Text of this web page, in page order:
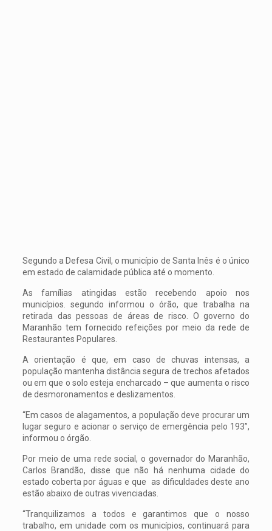
Segundo a Defesa Civil, o município de Santa Inês é o único
em estado de calamidade pública até o momento.
As famílias atingidas estão recebendo apoio nos
municípios. segundo informou o órão, que trabalha na
retirada das pessoas de áreas de risco. O governo do
Maranhão tem fornecido refeições por meio da rede de
Restaurantes Populares.
A orientação é que, em caso de chuvas intensas, a
população mantenha distância segura de trechos afetados
ou em que o solo esteja encharcado – que aumenta o risco
de desmoronamentos e deslizamentos.
“Em casos de alagamentos, a população deve procurar um
lugar seguro e acionar o serviço de emergência pelo 193”,
informou o órgão.
Por meio de uma rede social, o governador do Maranhão,
Carlos Brandão, disse que não há nenhuma cidade do
estado coberta por águas e que as dificuldades deste ano
estão abaixo de outras vivenciadas.
“Tranquilizamos a todos e garantimos que o nosso
trabalho, em unidade com os municípios, continuará para